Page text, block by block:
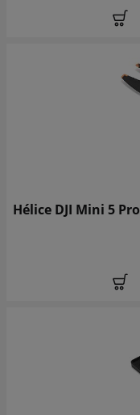
Hélice DJI Mini 5 Pro